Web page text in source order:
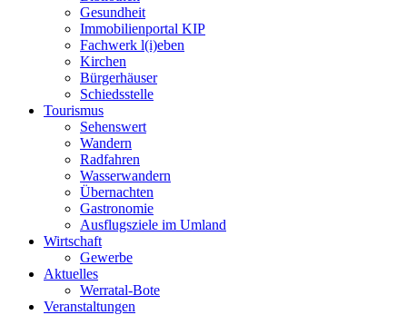
Gesundheit
Immobilienportal KIP
Fachwerk l(i)eben
Kirchen
Bürgerhäuser
Schiedsstelle
Tourismus
Sehenswert
Wandern
Radfahren
Wasserwandern
Übernachten
Gastronomie
Ausflugsziele im Umland
Wirtschaft
Gewerbe
Aktuelles
Werratal-Bote
Veranstaltungen